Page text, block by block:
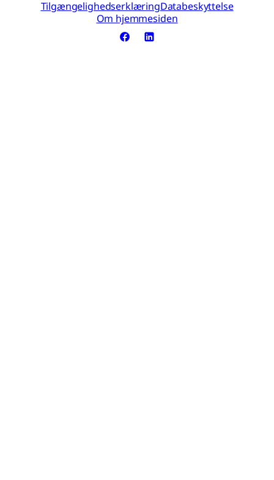
TilgængelighedserklæringDatabeskyttelse
Om hjemmesiden